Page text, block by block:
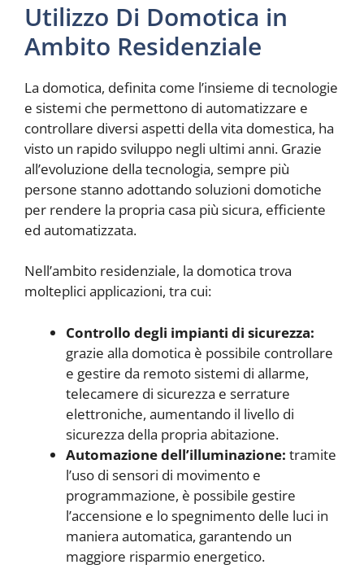
Utilizzo Di Domotica in
Ambito Residenziale
La domotica, definita come l’insieme di tecnologie
e sistemi che permettono di automatizzare e
controllare diversi aspetti della vita domestica, ha
visto un rapido sviluppo negli ultimi anni. Grazie
all’evoluzione della tecnologia, sempre più
persone stanno adottando soluzioni domotiche
per rendere la propria casa più sicura, efficiente
ed automatizzata.
Nell’ambito residenziale, la domotica trova
molteplici applicazioni, tra cui:
Controllo degli impianti di sicurezza:
grazie alla domotica è possibile controllare
e gestire da remoto sistemi di allarme,
telecamere di sicurezza e serrature
elettroniche, aumentando il livello di
sicurezza della propria abitazione.
Automazione dell’illuminazione: tramite
l’uso di sensori di movimento e
programmazione, è possibile gestire
l’accensione e lo spegnimento delle luci in
maniera automatica, garantendo un
maggiore risparmio energetico.